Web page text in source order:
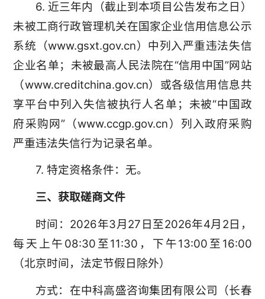
6. 近三年内（截止到本项目公告发布之日）
未被工商行政管理机关在国家企业信用信息公示
系统（www.gsxt.gov.cn）中列入严重违法失信
企业名单；未被最高人民法院在“信用中国”网站
（www.creditchina.gov.cn）或各级信用信息共
享平台中列入失信被执行人名单；未被“中国政
府采购网”（www.ccgp.gov.cn）列入政府采购
严重违法失信行为记录名单。
7. 特定资格条件：无。
三、获取磋商文件
时间：2026年3月27日至2026年4月2日，
每天上午08:30至11:30，下午13:00至16:00
（北京时间，法定节假日除外）
方式：在中科高盛咨询集团有限公司（长春